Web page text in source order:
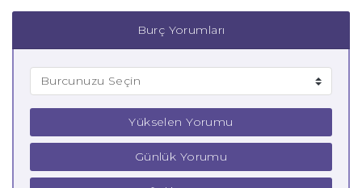
Burç Yorumları
Yükselen Yorumu
Günlük Yorumu